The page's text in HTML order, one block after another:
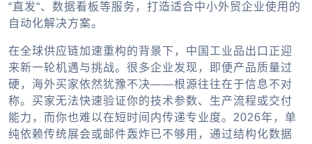
“直发“、数据看板等服务，打造适合中小外贸企业使用的
自动化解决方案。
在全球供应链加速重构的背景下，中国工业品出口正迎
来新一轮机遇与挑战。很多企业发现，即便产品质量过
硬，海外买家依然犹豫不决——根源往往在于信息不对
称。买家无法快速验证你的技术参数、生产流程或交付
能力，而你也难以在短时间内传递专业度。2026年，单
纯依赖传统展会或邮件轰炸已不够用，通过结构化数据